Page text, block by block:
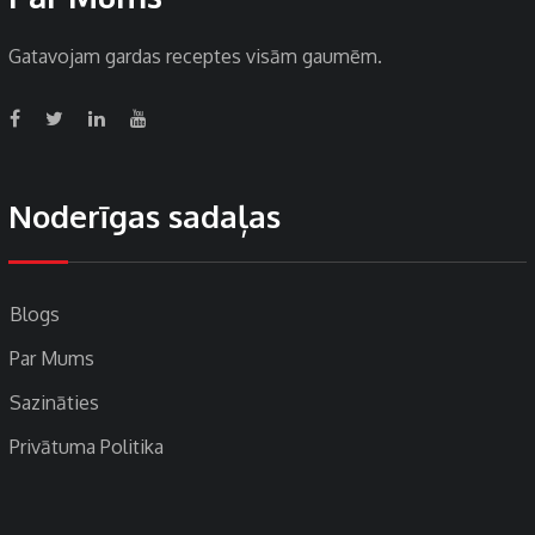
Gatavojam gardas receptes visām gaumēm.
Noderīgas sadaļas
Blogs
Par Mums
Sazināties
Privātuma Politika